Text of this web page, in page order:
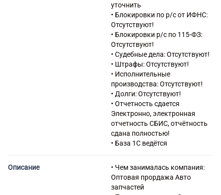
размещению информации и
связанная с этим
деятельность
63.12 Деятельность web-
порталов
63.99 Деятельность
информационных служб
прочая, не включенная в
другие группировки
73.11 Деятельность
рекламных агентств
73.20 Исследование
конъюнктуры рынка и
изучение общественного
мнения
вспомогательных услуг для
бизнеса, не включенная в
другие группировки
уточнить
• Блокировки по р/с от ИФНС:
Отсутствуют!
• Блокировки р/с по 115-ФЗ:
Отсутствуют!
• Судебные дела: Отсутствуют!
• Штрафы: Отсутствуют!
• Исполнительные
производства: Отсутствуют!
• Долги: Отсутствуют!
• Отчетность сдается
Электронно, электронная
отчетность СБИС, отчётность
сдана полностью!
• База 1С ведётся
Описание
• Чем занималась компания:
Оптовая прордажа Авто
запчастей